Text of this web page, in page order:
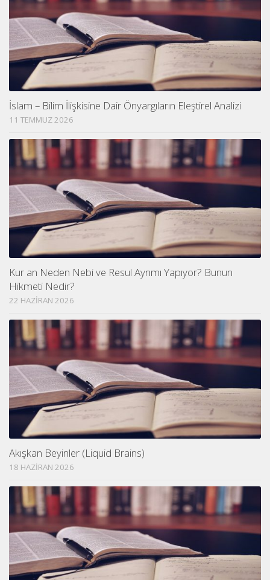
İslam – Bilim İlişkisine Dair Önyargıların Eleştirel Analizi
11 TEMMUZ 2026
Kur an Neden Nebi ve Resul Ayrımı Yapıyor? Bunun
Hikmeti Nedir?
22 HAZIRAN 2026
Akışkan Beyinler (Liquid Brains)
18 HAZIRAN 2026